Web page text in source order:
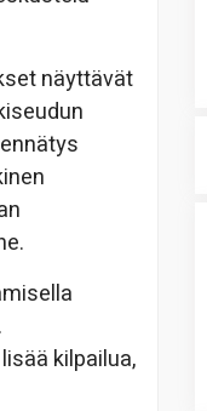
näyttävät
kilpailua,